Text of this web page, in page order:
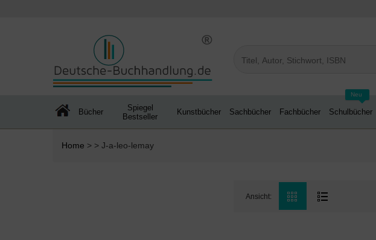
Bücher
Spiegel
Bestseller
Kunstbücher Sachbücher Fachbücher
Neu
Schulbücher
Home > > J-a-leo-lemay
Ansicht: